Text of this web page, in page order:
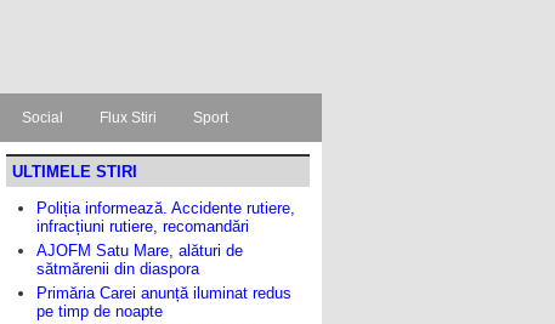
Social Flux Stiri Sport
ULTIMELE STIRI
Poliția informează. Accidente rutiere,
infracțiuni rutiere, recomandări
AJOFM Satu Mare, alături de
sătmărenii din diaspora
Primăria Carei anunță iluminat redus
pe timp de noapte